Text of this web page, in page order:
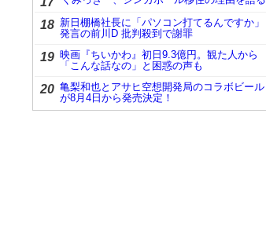
18 新日棚橋社長に「パソコン打てるんですか」
発言の前川D 批判殺到で謝罪
19 映画『ちいかわ』初日9.3億円。観た人から
「こんな話なの」と困惑の声も
20 亀梨和也とアサヒ空想開発局のコラボビール
が8月4日から発売決定！